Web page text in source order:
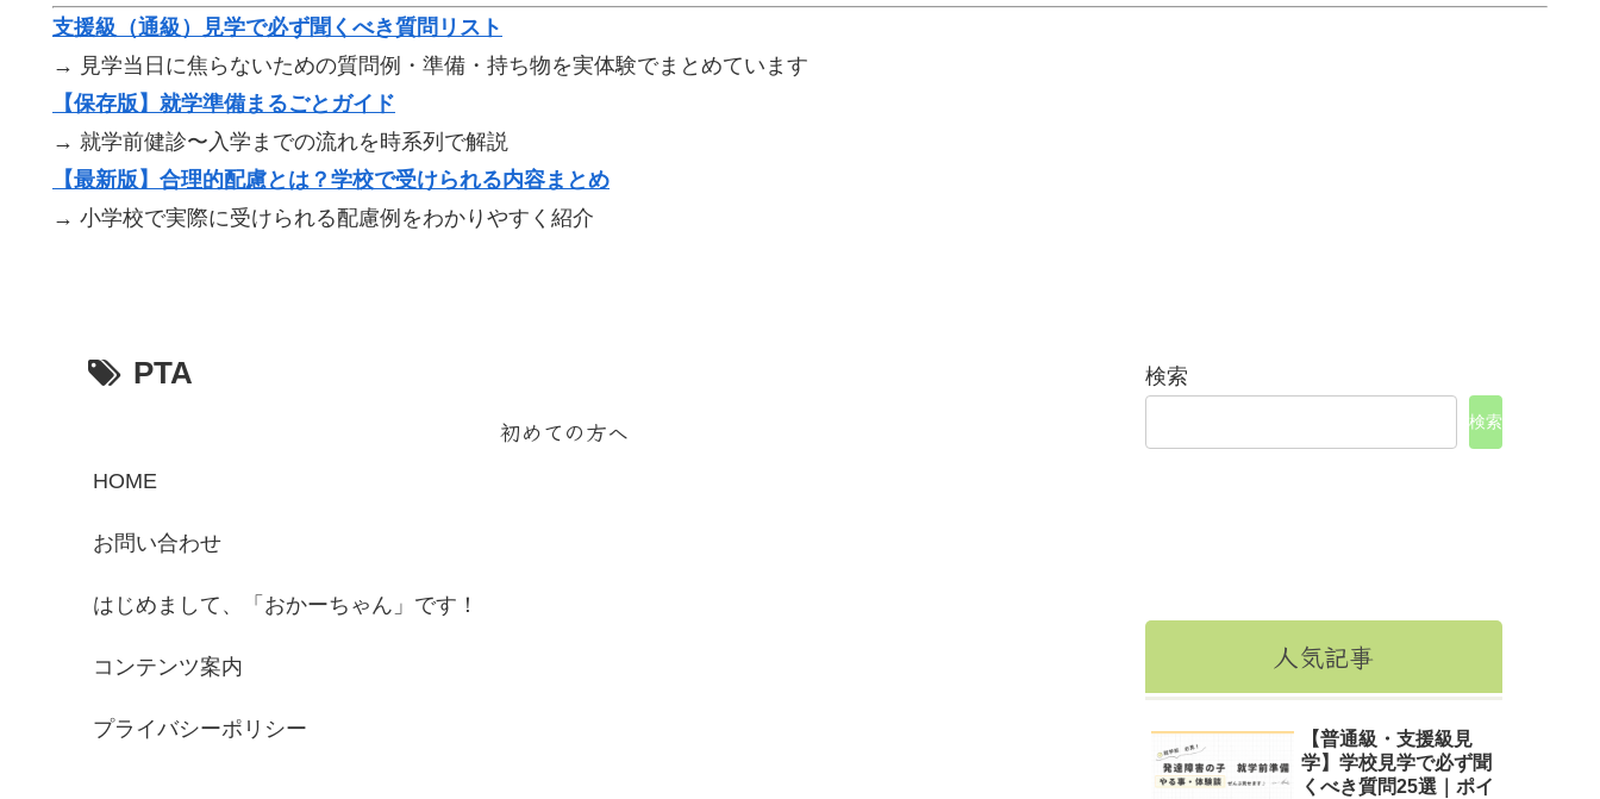
支援級（通級）見学で必ず聞くべき質問リスト
→ 見学当日に焦らないための質問例・準備・持ち物を実体験でまとめています
【保存版】就学準備まるごとガイド
→ 就学前健診〜入学までの流れを時系列で解説
【最新版】合理的配慮とは？学校で受けられる内容まとめ
→ 小学校で実際に受けられる配慮例をわかりやすく紹介
PTA
初めての方へ
HOME
お問い合わせ
はじめまして、「おかーちゃん」です！
コンテンツ案内
プライバシーポリシー
検索
検索
人気記事
【普通級・支援級見
学】学校見学で必ず聞
くべき質問25選｜ポイ